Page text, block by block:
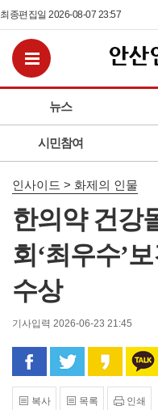
최종편집일 2026-08-07 23:57
뉴스
시민참여
전체메뉴보기
인사이드 > 화제의 인물
한의약 건강
회‘최우수’
수상
기사입력 2026-06-23 21:45
페이스북으로 공유
트위터로 공유
카카
복사 목록 인쇄